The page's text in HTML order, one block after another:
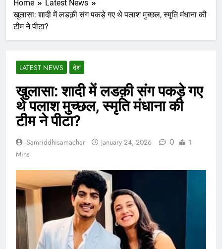
Home
Latest News
खुलासा: शादी में लडक़ी संग पकड़े गए थे पलाश मुच्छल, स्मृति मंधाना की
टीम ने पीटा?
LATEST NEWS देश
खुलासा: शादी में लडक़ी संग पकड़े गए
थे पलाश मुच्छल, स्मृति मंधाना की
टीम ने पीटा?
Samriddhisamachar January 24, 2026 0
1
Mins